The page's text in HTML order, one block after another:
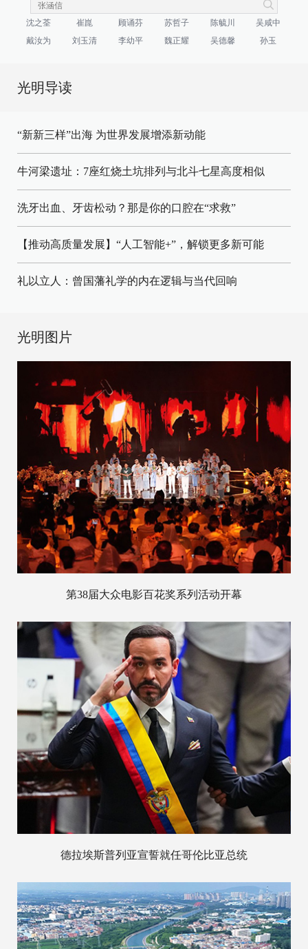
沈之荃 崔崑 顾诵芬 苏哲子 陈毓川
吴咸中
戴汝为
刘玉清 李幼平 魏正耀 吴德馨 孙玉
光明导读
“新新三样”出海 为世界发展增添新动能
牛河梁遗址：7座红烧土坑排列与北斗七星高度相似
洗牙出血、牙齿松动？那是你的口腔在“求救”
【推动高质量发展】“人工智能+”，解锁更多新可能
礼以立人：曾国藩礼学的内在逻辑与当代回响
光明图片
第38届大众电影百花奖系列活动开幕
德拉埃斯普列亚宣誓就任哥伦比亚总统